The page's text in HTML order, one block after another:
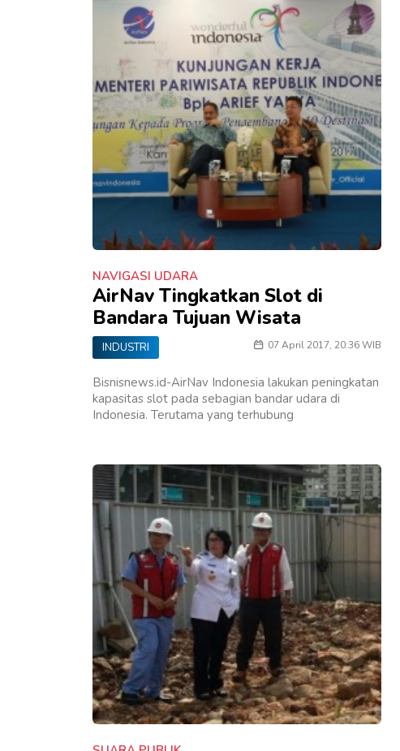
NAVIGASI UDARA
AirNav Tingkatkan Slot di
Bandara Tujuan Wisata
INDUSTRI 07 April 2017, 20:36 WIB
Bisnisnews.id-AirNav Indonesia lakukan peningkatan
kapasitas slot pada sebagian bandar udara di
Indonesia. Terutama yang terhubung